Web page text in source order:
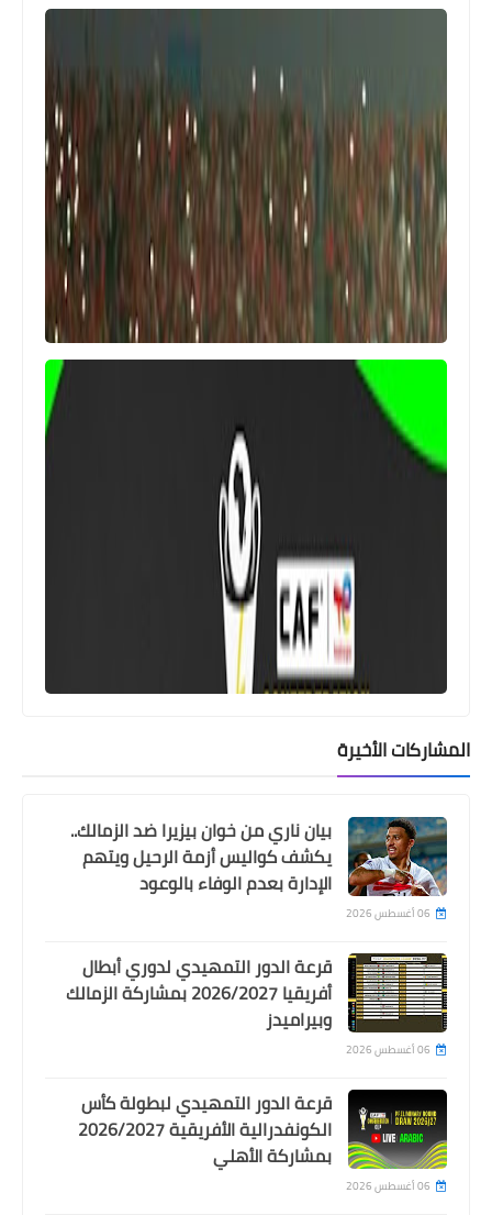
....
ميدو يساند جماهير الاهلي ضد الاعلاميين
... بطلوا مثالية فارغة
وفقا للائحة .. الإتحاد الافريقي لكرة القدم
لا يستطيع إيقاف جماهير النادي الأهلي
Egypt
منافسي الزمالك و المصري المحتملين
في ربع نهائي الكونفدرالية
المشاركات الأخيرة
بيان ناري من خوان بيزيرا ضد الزمالك..
يكشف كواليس أزمة الرحيل ويتهم
الإدارة بعدم الوفاء بالوعود
06 أغسطس 2026
قرعة الدور التمهيدي لدوري أبطال
أفريقيا 2026/2027 بمشاركة الزمالك
وبيراميدز
06 أغسطس 2026
قرعة الدور التمهيدي لبطولة كأس
الكونفدرالية الأفريقية 2026/2027
بمشاركة الأهلي
06 أغسطس 2026